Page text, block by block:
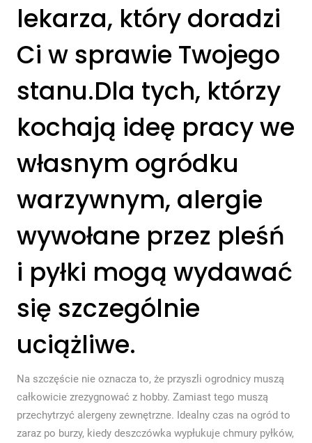
lekarza, który doradzi
Ci w sprawie Twojego
stanu.Dla tych, którzy
kochają ideę pracy we
własnym ogródku
warzywnym, alergie
wywołane przez pleśń
i pyłki mogą wydawać
się szczególnie
uciążliwe.
Na szczęście nie oznacza to, że przyszli ogrodnicy muszą
całkowicie zrezygnować z hobby. Zamiast tego muszą
przechytrzyć alergeny zewnętrzne. Idealny czas na ogród to
zaraz po burzy, kiedy deszczówka wypłukuje chmury pyłków,